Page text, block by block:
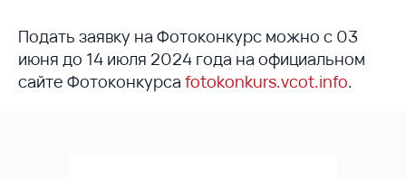
Подать заявку на Фотоконкурс можно с 03
июня до 14 июля 2024 года на официальном
сайте Фотоконкурса fotokonkurs.vcot.info.